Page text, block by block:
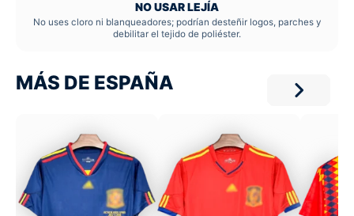
NO USAR LEJÍA
No uses cloro ni blanqueadores; podrían desteñir logos, parches y
debilitar el tejido de poliéster.
MÁS DE ESPAÑA